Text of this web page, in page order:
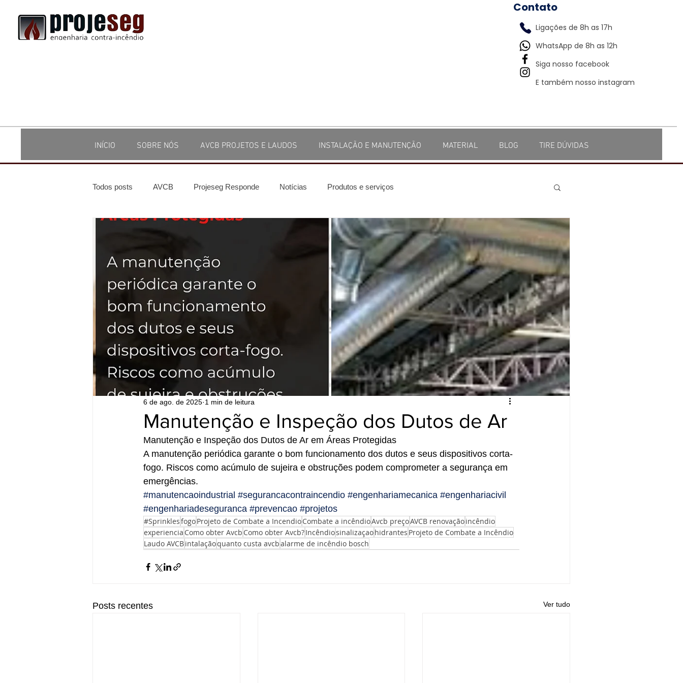
Contato
Ligações de 8h as 17h
WhatsApp de 8h as 12h
Siga nosso facebook
E também nosso instagram
INÍCIO SOBRE NÓS AVCB PROJETOS E LAUDOS INSTALAÇÃO E MANUTENÇÃO MATERIAL BLOG TIRE DÚVIDAS
Todos posts AVCB Projeseg Responde Notícias Produtos e serviços
Manutenção e Inspeção dos Dutos de Ar
6 de ago. de 2025 1 min de leitura
Manutenção e Inspeção dos Dutos de Ar em Áreas Protegidas
A manutenção periódica garante o bom funcionamento dos dutos e seus dispositivos corta-
fogo. Riscos como acúmulo de sujeira e obstruções podem comprometer a segurança em
emergências.
#manutencaoindustrial #segurancacontraincendio #engenhariamecanica #engenhariacivil
#engenhariadeseguranca #prevencao #projetos
#SprinklesfogoProjeto de Combate a IncendioCombate a incêndioAvcb preçoAVCB renovaçãoincêndio
experiencia Como obter Avcb Como obter Avcb?Incêndiosinalizaçaohidrantes Projeto de Combate a Incêndio
Laudo AVCBintalaçãoquanto custa avcbalarme de incêndio bosch
Posts recentes Ver tudo